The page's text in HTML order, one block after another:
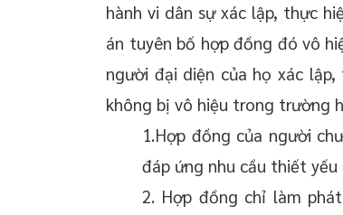
hành vi dân sự xác lập, thực
án tuyên bố hợp đồng đó vô
người đại diện của họ xác
không bị vô hiệu trong trường
1.Hợp đồng của người
đáp ứng nhu cầu thiết
2. Hợp đồng chỉ làm